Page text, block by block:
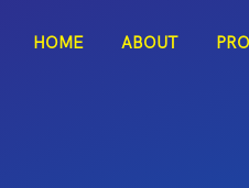
ITAC
HOME ABOUT